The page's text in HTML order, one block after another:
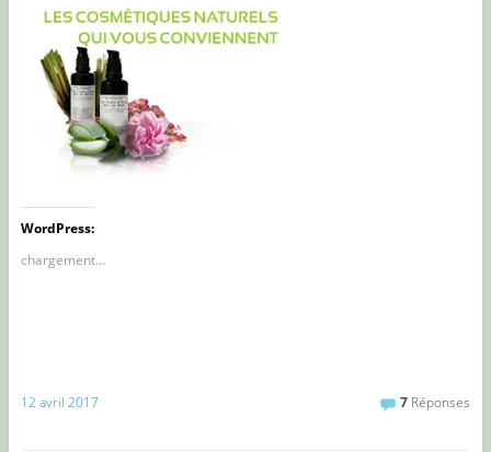
WordPress:
chargement…
12 avril 2017 7 Réponses